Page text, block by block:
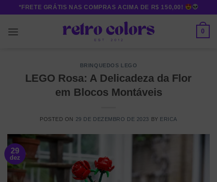
content
*FRETE GRÁTIS NAS COMPRAS ACIMA DE R$ 150,00!
0
BRINQUEDOS LEGO
LEGO Rosa: A Delicadeza da Flor
em Blocos Montáveis
POSTED ON 29 DE DEZEMBRO DE 2023 BY ERICA
29
dez